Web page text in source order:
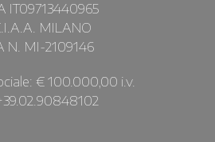
IT09713440965
MILANO
N. MI-2109146
€ 100.000,00 i.v.